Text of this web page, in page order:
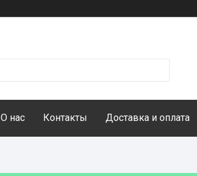
О нас Контакты Доставка и оплата